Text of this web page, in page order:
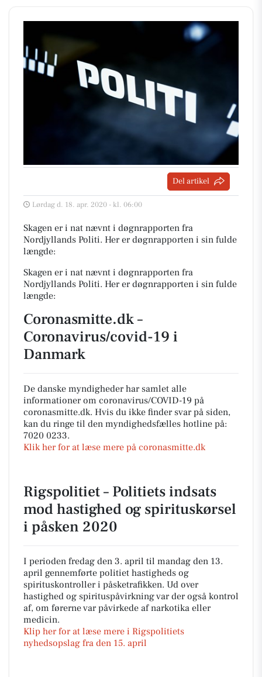
Del artikel
Lørdag d. 18. apr. 2020 - kl. 06:00
Skagen er i nat nævnt i døgnrapporten fra
Nordjyllands Politi. Her er døgnrapporten i sin fulde
længde:
Skagen er i nat nævnt i døgnrapporten fra
Nordjyllands Politi. Her er døgnrapporten i sin fulde
længde:
Coronasmitte.dk –
Coronavirus/covid-19 i
Danmark
De danske myndigheder har samlet alle
informationer om coronavirus/COVID-19 på
coronasmitte.dk. Hvis du ikke finder svar på siden,
kan du ringe til den myndighedsfælles hotline på:
7020 0233.
Klik her for at læse mere på coronasmitte.dk
Rigspolitiet – Politiets indsats
mod hastighed og spirituskørsel
i påsken 2020
I perioden fredag den 3. april til mandag den 13.
april gennemførte politiet hastigheds og
spirituskontroller i påsketrafikken. Ud over
hastighed og spirituspåvirkning var der også kontrol
af, om førerne var påvirkede af narkotika eller
medicin.
Klip her for at læse mere i Rigspolitiets
nyhedsopslag fra den 15. april